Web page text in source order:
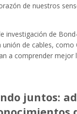
de nuestros
investigación de
unión de cables, como
a comprender
juntos: